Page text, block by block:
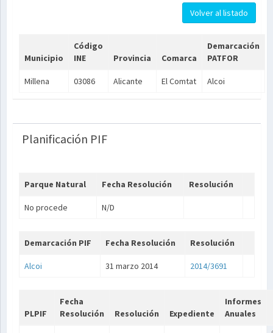
Volver al listado
Municipio
Código
INE
Provincia Comarca
Demarcación
PATFOR
Millena 03086 Alicante El Comtat Alcoi
Planificación PIF
Parque Natural Fecha Resolución Resolución
No procede N/D
Demarcación PIF Fecha Resolución Resolución
Alcoi 31 marzo 2014 2014/3691
PLPIF
Fecha
Resolución
Resolución Expediente
Informes
Anuales